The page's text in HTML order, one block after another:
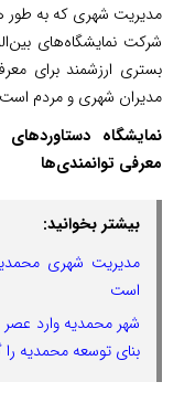
مدیریت شهری که به طور
شرکت نمایشگاه‌های
بستری ارزشمند برای
مدیران شهری و مردم
نمایشگاه
معرفی توانمندی‌ها
بیشتر بخوانید:
مدیریت شهری
است
شهر محمدیه وارد
بنای توسعه محمدیه